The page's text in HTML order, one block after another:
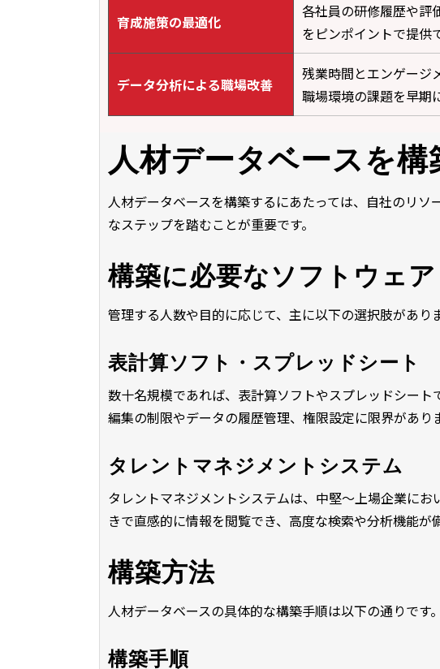
育成施策の最適化
各社員の研修履歴や評
をピンポイントで提供
データ分析による職場改善
残業時間とエンゲージ
職場環境の課題を早期
人材データベースを構
人材データベースを構築するにあたっては、自社のリ
なステップを踏むことが重要です。
構築に必要なソフトウェア
管理する人数や目的に応じて、主に以下の選択肢がありま
表計算ソフト・スプレッドシート
数十名規模であれば、表計算ソフトやスプレッドシー
編集の制限やデータの履歴管理、権限設定に限界があり
タレントマネジメントシステム
タレントマネジメントシステムは、中堅〜上場企業に
きで直感的に情報を閲覧でき、高度な検索や分析機能が
構築方法
人材データベースの具体的な構築手順は以下の通りです。
構築手順